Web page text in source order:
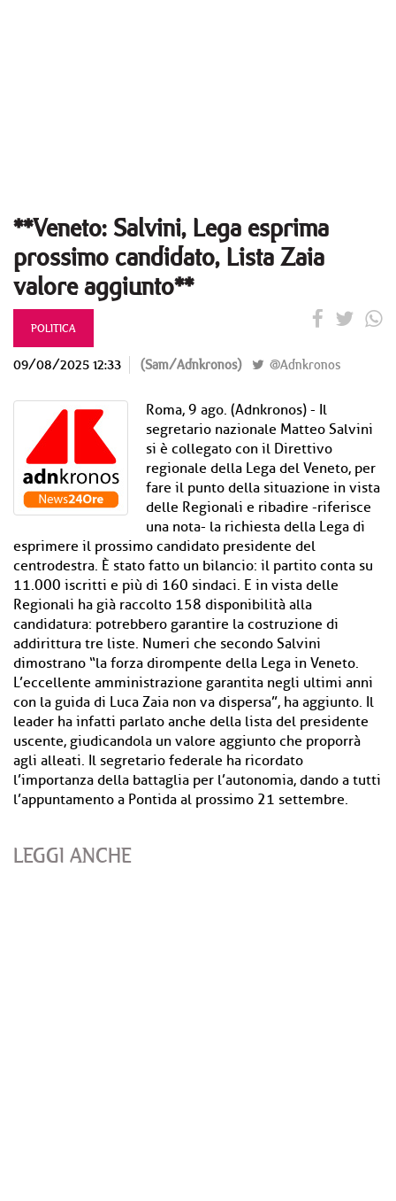
**Veneto: Salvini, Lega esprima
prossimo candidato, Lista Zaia
valore aggiunto**
POLITICA
09/08/2025 12:33 (Sam/Adnkronos) @Adnkronos
Roma, 9 ago. (Adnkronos) - Il
segretario nazionale Matteo Salvini
si è collegato con il Direttivo
regionale della Lega del Veneto, per
fare il punto della situazione in vista
delle Regionali e ribadire -riferisce
una nota- la richiesta della Lega di
esprimere il prossimo candidato presidente del
centrodestra. È stato fatto un bilancio: il partito conta su
11.000 iscritti e più di 160 sindaci. E in vista delle
Regionali ha già raccolto 158 disponibilità alla
candidatura: potrebbero garantire la costruzione di
addirittura tre liste. Numeri che secondo Salvini
dimostrano “la forza dirompente della Lega in Veneto.
L’eccellente amministrazione garantita negli ultimi anni
con la guida di Luca Zaia non va dispersa”, ha aggiunto. Il
leader ha infatti parlato anche della lista del presidente
uscente, giudicandola un valore aggiunto che proporrà
agli alleati. Il segretario federale ha ricordato
l’importanza della battaglia per l’autonomia, dando a tutti
l’appuntamento a Pontida al prossimo 21 settembre.
LEGGI ANCHE